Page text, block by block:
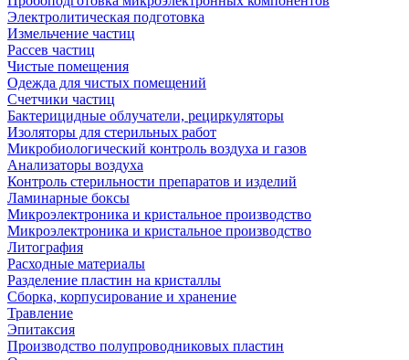
Электролитическая подготовка
Измельчение частиц
Рассев частиц
Чистые помещения
Одежда для чистых помещений
Счетчики частиц
Бактерицидные облучатели, рециркуляторы
Изоляторы для стерильных работ
Микробиологический контроль воздуха и газов
Анализаторы воздуха
Контроль стерильности препаратов и изделий
Ламинарные боксы
Микроэлектроника и кристальное производство
Микроэлектроника и кристальное производство
Литография
Расходные материалы
Разделение пластин на кристаллы
Сборка, корпусирование и хранение
Травление
Эпитаксия
Производство полупроводниковых пластин